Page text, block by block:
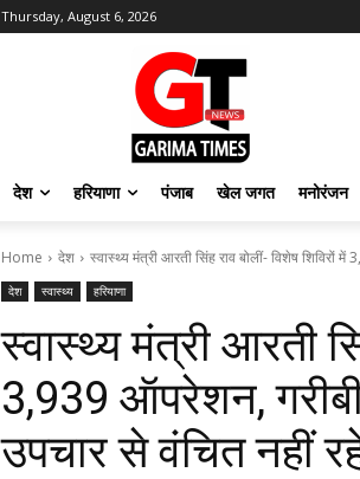
Thursday, August 6, 2026
देश हरियाणा पंजाब खेल जगत मनोरंजन
Home देश स्वास्थ्य मंत्री आरती सिंह राव बोलीं- विशेष शिविरों
देश स्वास्थ्य हरियाणा
स्वास्थ्य मंत्री आरती
3,939 ऑपरेशन,
उपचार से वंचित नहीं